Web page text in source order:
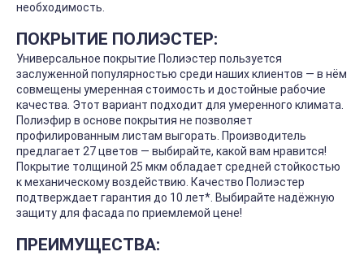
необходимость.
ПОКРЫТИЕ ПОЛИЭСТЕР:
Универсальное покрытие Полиэстер пользуется
заслуженной популярностью среди наших клиентов — в нём
совмещены умеренная стоимость и достойные рабочие
качества. Этот вариант подходит для умеренного климата.
Полиэфир в основе покрытия не позволяет
профилированным листам выгорать. Производитель
предлагает 27 цветов — выбирайте, какой вам нравится!
Покрытие толщиной 25 мкм обладает средней стойкостью
к механическому воздействию. Качество Полиэстер
подтверждает гарантия до 10 лет*. Выбирайте надёжную
защиту для фасада по приемлемой цене!
ПРЕИМУЩЕСТВА: